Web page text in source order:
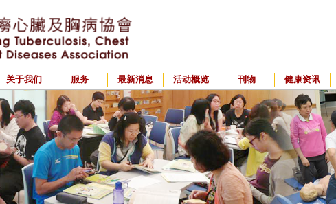
关于我们 服务 最新消息 活动概览 刊物 健康资讯